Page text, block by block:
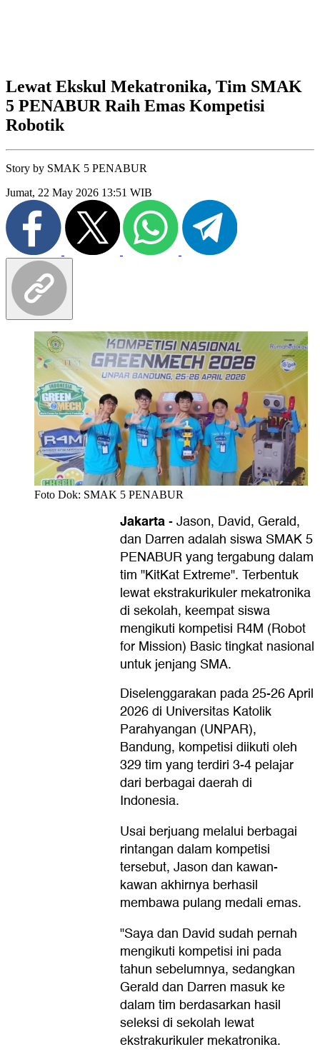
Lewat Ekskul Mekatronika, Tim SMAK
5 PENABUR Raih Emas Kompetisi
Robotik
Story by SMAK 5 PENABUR
Jumat, 22 May 2026 13:51 WIB
Foto Dok: SMAK 5 PENABUR
Jakarta-Jason, David, Gerald,
dan Darren adalah siswa SMAK 5
PENABUR yang tergabung dalam
tim "KitKat Extreme". Terbentuk
lewat ekstrakurikuler mekatronika
di sekolah, keempat siswa
mengikuti kompetisi R4M (Robot
for Mission) Basic tingkat nasional
untuk jenjang SMA.
Diselenggarakan pada 25-26 April
2026 di Universitas Katolik
Parahyangan (UNPAR),
Bandung, kompetisi diikuti oleh
329 tim yang terdiri 3-4 pelajar
dari berbagai daerah di
Indonesia.
Usai berjuang melalui berbagai
rintangan dalam kompetisi
tersebut, Jason dan kawan-
kawan akhirnya berhasil
membawa pulang medali emas.
"Saya dan David sudah pernah
mengikuti kompetisi ini pada
tahun sebelumnya, sedangkan
Gerald dan Darren masuk ke
dalam tim berdasarkan hasil
seleksi di sekolah lewat
ekstrakurikuler mekatronika.